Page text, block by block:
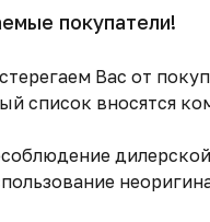
покупатели!
Вас от
список вносятся